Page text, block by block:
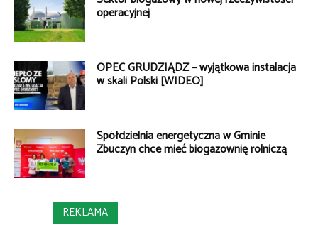
operacyjnej
OPEC GRUDZIĄDZ – wyjątkowa instalacja
w skali Polski [WIDEO]
Spółdzielnia energetyczna w Gminie
Zbuczyn chce mieć biogazownię rolniczą
REKLAMA